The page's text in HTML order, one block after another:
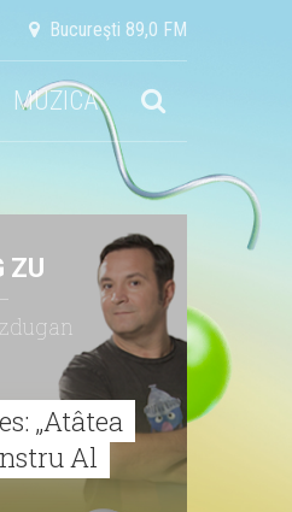
Bucureşti 89,0 FM
MUZICA
ZU
„Atâtea
Al